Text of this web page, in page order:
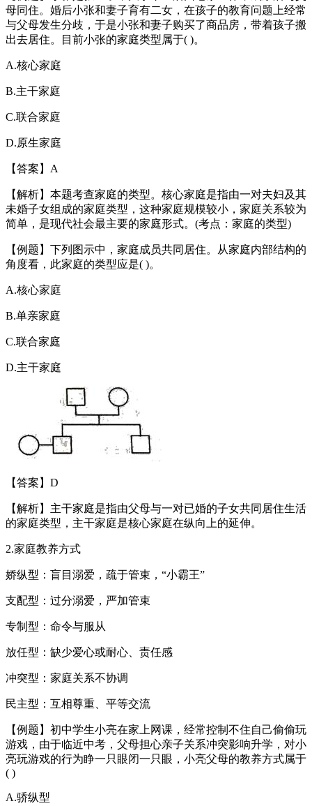
母同住。婚后小张和妻子育有二女，在孩子的教育问题上经常
与父母发生分歧，于是小张和妻子购买了商品房，带着孩子搬
出去居住。目前小张的家庭类型属于( )。
A.核心家庭
B.主干家庭
C.联合家庭
D.原生家庭
【答案】A
【解析】本题考查家庭的类型。核心家庭是指由一对夫妇及其
未婚子女组成的家庭类型，这种家庭规模较小，家庭关系较为
简单，是现代社会最主要的家庭形式。(考点：家庭的类型)
【例题】下列图示中，家庭成员共同居住。从家庭内部结构的
角度看，此家庭的类型应是( )。
A.核心家庭
B.单亲家庭
C.联合家庭
D.主干家庭
【答案】D
【解析】主干家庭是指由父母与一对已婚的子女共同居住生活
的家庭类型，主干家庭是核心家庭在纵向上的延伸。
2.家庭教养方式
娇纵型：盲目溺爱，疏于管束，“小霸王”
支配型：过分溺爱，严加管束
专制型：命令与服从
放任型：缺少爱心或耐心、责任感
冲突型：家庭关系不协调
民主型：互相尊重、平等交流
【例题】初中学生小亮在家上网课，经常控制不住自己偷偷玩
游戏，由于临近中考，父母担心亲子关系冲突影响升学，对小
亮玩游戏的行为睁一只眼闭一只眼，小亮父母的教养方式属于
( )
A.骄纵型